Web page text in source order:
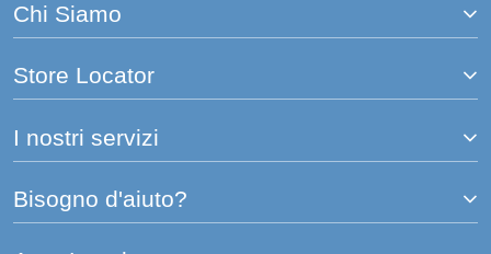
Chi Siamo
Store Locator
I nostri servizi
Bisogno d'aiuto?